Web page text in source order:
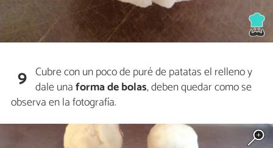
9 Cubre con un poco de puré de patatas el relleno y
dale unaforma de bolas, deben quedar como se
observa en la fotografía.